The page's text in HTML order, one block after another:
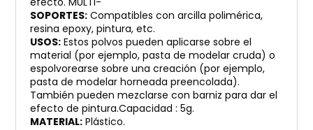
SOPORTES: Compatibles con arcilla polimérica,
resina epoxy, pintura, etc.
USOS: Estos polvos pueden aplicarse sobre el
material (por ejemplo, pasta de modelar cruda) o
espolvorearse sobre una creación (por ejemplo,
pasta de modelar horneada preencolada).
También pueden mezclarse con barniz para dar el
efecto de pintura.Capacidad : 5g.
MATERIAL: Plástico.